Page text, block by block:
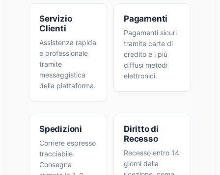
Servizio
Clienti
Assistenza rapida
e professionale
tramite
messaggistica
della piattaforma.
Pagamenti
Pagamenti sicuri
tramite carte di
credito e i più
diffusi metodi
elettronici.
Spedizioni
Corriere espresso
tracciabile.
Consegna
Diritto di
Recesso
Recesso entro 14
giorni dalla